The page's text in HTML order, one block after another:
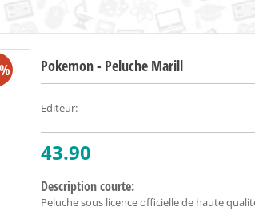
Pokemon - Peluche Marill
Editeur:
43.90
Description courte:
Peluche sous licence officielle de haute